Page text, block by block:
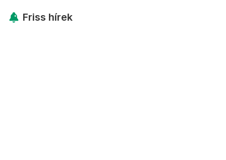
Friss hírek